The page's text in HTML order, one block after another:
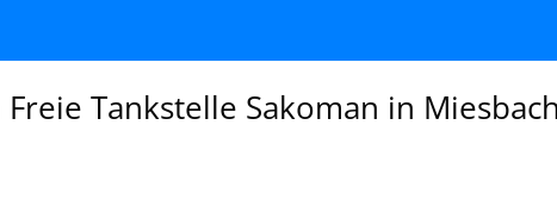
Freie Tankstelle Sakoman in